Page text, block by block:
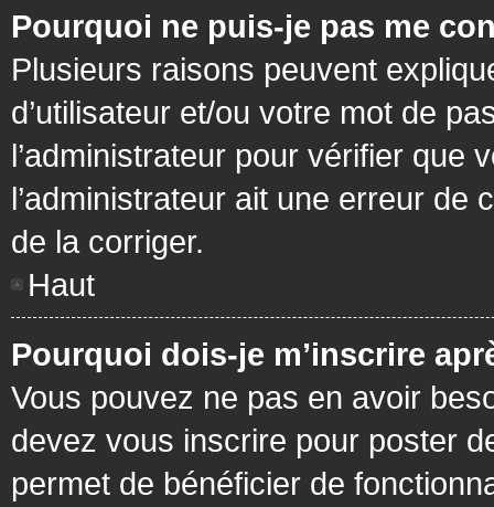
Pourquoi ne puis-je pas me
Plusieurs raisons peuvent
d’utilisateur et/ou votre mot de
l’administrateur pour vérifier que
l’administrateur ait une erreur de
de la corriger.
Haut
Pourquoi dois-je m’inscrire
Vous pouvez ne pas en avoir
devez vous inscrire pour poster
permet de bénéficier de